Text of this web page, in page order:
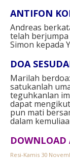
ANTIFON
Andreas
telah berjumpa
Simon kepada
DOA
Marilah
satukanlah
teguhkanlan
dapat
pun mati
dalam
DOWNLOAD
Resi-Kamis 30